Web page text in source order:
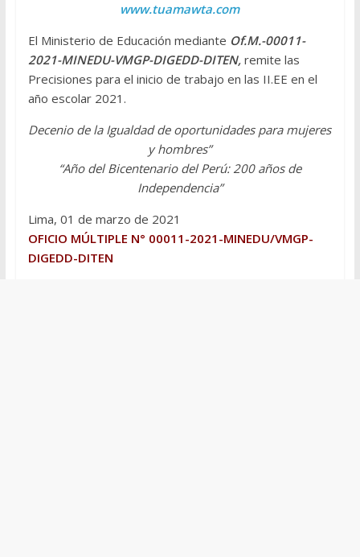
www.tuamawta.com
El Ministerio de Educación mediante Of.M.-00011-
2021-MINEDU-VMGP-DIGEDD-DITEN, remite las
Precisiones para el inicio de trabajo en las II.EE en el
año escolar 2021.
Decenio de la Igualdad de oportunidades para mujeres
y hombres”
“Año del Bicentenario del Perú: 200 años de
Independencia”
Lima, 01 de marzo de 2021
OFICIO MÚLTIPLE N° 00011-2021-MINEDU/VMGP-
DIGEDD-DITEN